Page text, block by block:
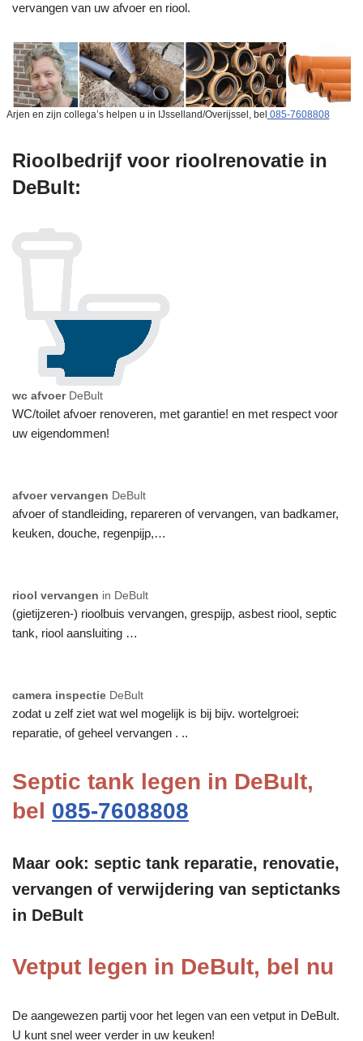
vervangen van uw afvoer en riool.
Arjen en zijn collega’s helpen u in IJsselland/Overijssel, bel 085-7608808
Rioolbedrijf voor rioolrenovatie in
DeBult:
wc afvoer DeBult
WC/toilet afvoer renoveren, met garantie! en met respect voor
uw eigendommen!
afvoer vervangen DeBult
afvoer of standleiding, repareren of vervangen, van badkamer,
keuken, douche, regenpijp,…
riool vervangen in DeBult
(gietijzeren-) rioolbuis vervangen, grespijp, asbest riool, septic
tank, riool aansluiting …
camera inspectie DeBult
zodat u zelf ziet wat wel mogelijk is bij bijv. wortelgroei:
reparatie, of geheel vervangen . ..
Septic tank legen in DeBult,
bel 085-7608808
Maar ook: septic tank reparatie, renovatie,
vervangen of verwijdering van septictanks
in DeBult
Vetput legen in DeBult, bel nu
De aangewezen partij voor het legen van een vetput in DeBult.
U kunt snel weer verder in uw keuken!